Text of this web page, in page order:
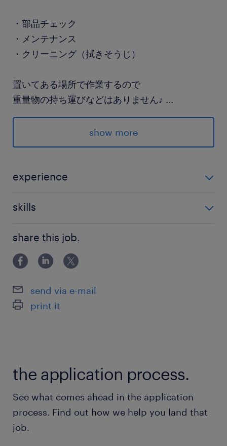
・部品チェック
・メンテナンス
・クリーニング（拭きそうじ）
置いてある場所で作業するので
重量物の持ち運びなどはありません♪ ...
▶同業務のかたもいて安心！1チーム3名体制で作
業します
▶座りでの作業もあり！
派遣先の特徴
のレンタルを提供しています。
最寄駅
休日休暇
就業時間
残業
基本定時退社♪
show more
experience
skills
share this job.
send via e-mail
print it
the application process.
See what comes ahead in the application
process. Find out how we help you land that
job.